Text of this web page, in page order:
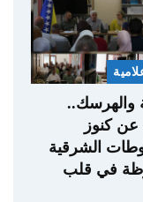
والهرسك..
كنوز
الشرقية
في قلب